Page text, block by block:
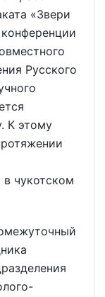
«Звери
Русского
К этому
в чукотском